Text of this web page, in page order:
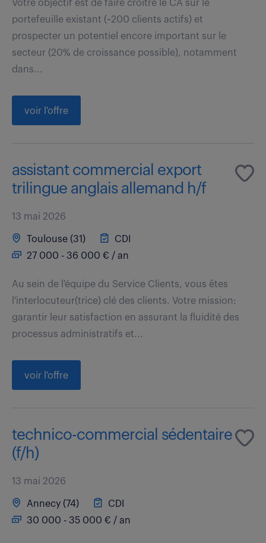
Votre objectif est de faire croître le CA sur le
portefeuille existant (~200 clients actifs) et
prospecter un potentiel encore important sur le
secteur (20% de croissance possible), notamment
dans...
voir l'offre
assistant commercial export
trilingue anglais allemand h/f
13 mai 2026
Toulouse (31)
CDI
27 000 - 36 000 € / an
Au sein de l'équipe du Service Clients, vous êtes
l'interlocuteur(trice) clé des clients. Votre mission:
garantir leur satisfaction en assurant la fluidité des
processus administratifs et...
voir l'offre
technico-commercial sédentaire
(f/h)
13 mai 2026
Annecy (74)
CDI
30 000 - 35 000 € / an